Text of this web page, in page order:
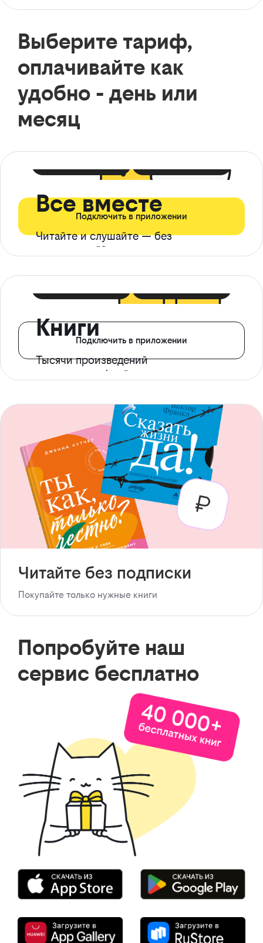
Выберите тариф,
оплачивайте как
удобно - день или
месяц
Все вместе
Читайте и слушайте — без
ограничений*
Подключить в приложении
Книги
Тысячи произведений
с доступом офлайн
Подключить в приложении
Читайте без подписки
Покупайте только нужные книги
Попробуйте наш
сервис бесплатно